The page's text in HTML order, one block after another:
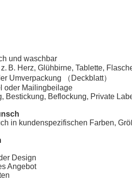
und waschbar
B. Herz, Glühbirne, Tablette,
Umverpackung （Deckblatt）
oder Mailingbeilage
Bestickung, Beflockung, Private
in kundenspezifischen Farben,
Design
Angebot